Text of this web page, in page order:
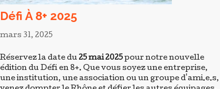
Aidez Le Club À S'équiper !